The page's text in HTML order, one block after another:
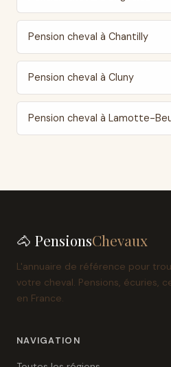
Pension cheval à Chantilly
Pension cheval à Cluny
Pension cheval à Lamotte-
🐴 PensionsChevaux
L'annuaire de référence pour
votre cheval. Pensions, écuries,
en France.
NAVIGATION